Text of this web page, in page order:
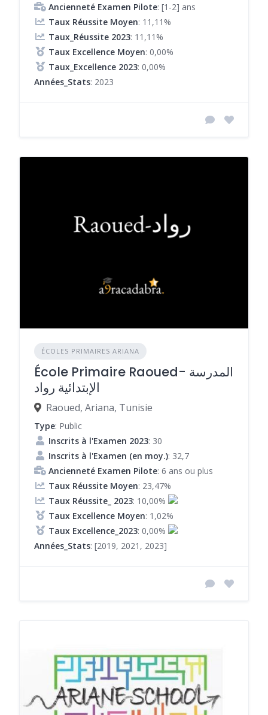
Ancienneté Examen Pilote: [1-2] ans
Taux Réussite Moyen: 11,11%
Taux_Réussite 2023: 11,11%
Taux Excellence Moyen: 0,00%
Taux_Excellence 2023: 0,00%
Années_Stats: 2023
ÉCOLES PRIMAIRES ARIANA
École Primaire Raoued- المدرسة
الإبتدائية رواد
Raoued, Ariana, Tunisie
Type: Public
Inscrits à l'Examen 2023: 30
Inscrits à l'Examen (en moy.): 32,7
Ancienneté Examen Pilote: 6 ans ou plus
Taux Réussite Moyen: 23,47%
Taux Réussite_ 2023: 10,00%
Taux Excellence Moyen: 1,02%
Taux Excellence_2023: 0,00%
Années_Stats: [2019, 2021, 2023]